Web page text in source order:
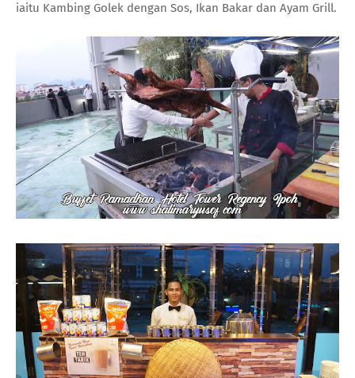
iaitu Kambing Golek dengan Sos, Ikan Bakar dan Ayam Grill.